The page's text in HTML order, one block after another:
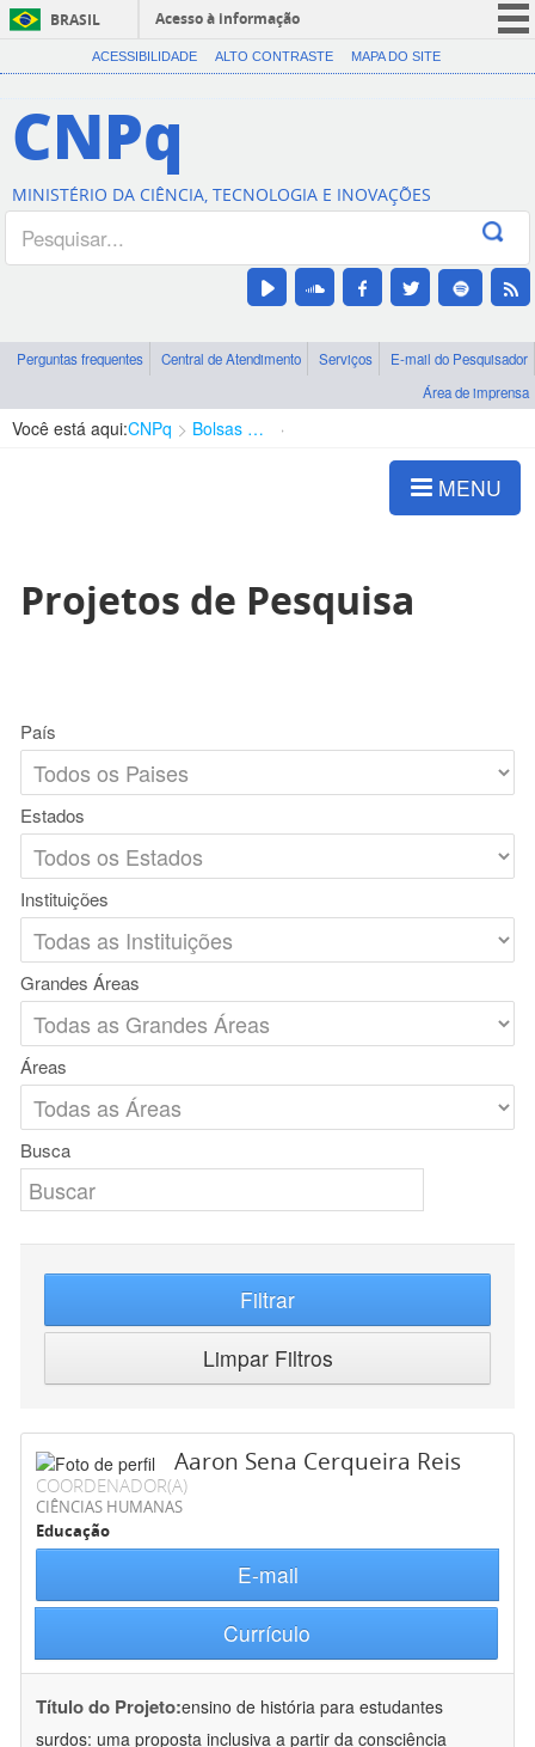
BRASIL
Acesso à informação
CORONAVÍRUS (COVID-19)
Canais
ACESSIBILIDADE ALTO CONTRASTE MAPA DO SITE
CNPq
MINISTÉRIO DA CIÊNCIA, TECNOLOGIA E INOVAÇÕES
Perguntas frequentes Central de Atendimento Serviços
E-mail do Pesquisador
Área de imprensa
Você está aqui:CNPq Bolsas e Auxílios Vigentes
MENU
Projetos de Pesquisa
País
Estados
Instituições
Grandes Áreas
Áreas
Busca
Filtrar
Limpar Filtros
Aaron Sena Cerqueira Reis
COORDENADOR(A)
CIÊNCIAS HUMANAS
Educação
E-mail
Currículo
Título do Projeto:ensino de história para estudantes
surdos: uma proposta inclusiva a partir da consciência